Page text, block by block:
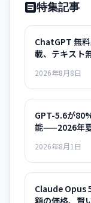
特集記事
ChatGPT 無
載、テキスト
2026年8月8日
GPT-5.6が
能——2026年
2026年8月1日
Claude Opus